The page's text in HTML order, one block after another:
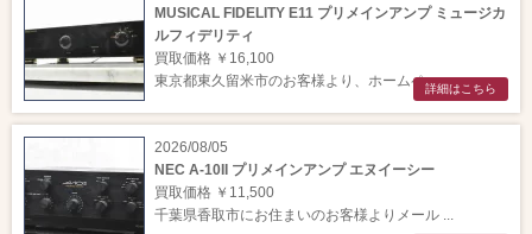
MUSICAL FIDELITY E11 プリメインアンプ ミュージカ
ルフィデリティ
買取価格 ￥16,100
東京都東久留米市のお客様より、ホームペー ...詳細はこちら
2026/08/05
NEC A-10II プリメインアンプ エヌイーシー
買取価格 ￥11,500
千葉県香取市にお住まいのお客様よりメール ...